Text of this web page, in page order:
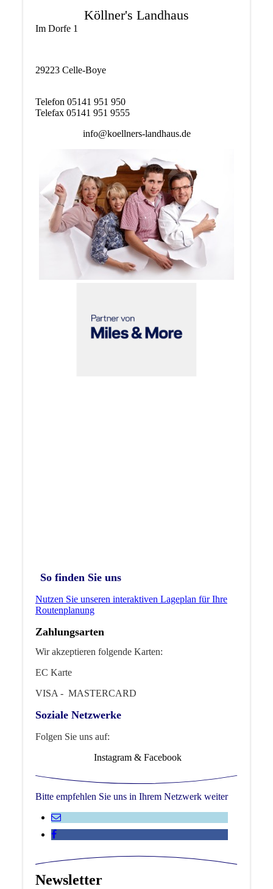
Köllner's Landhaus
Im Dorfe 1
29223 Celle-Boye
Telefon 05141 951 950
Telefax 05141 951 9555
info@koellners-landhaus.de
So finden Sie uns
Nutzen Sie unseren interaktiven La­ge­plan für Ihre
Routenplanung
Zahlungsarten
Wir akzeptieren folgende Karten:
EC Karte
VISA - MASTERCARD
Soziale Netzwerke
Folgen Sie uns auf:
Instagram & Facebook
Bitte empfehlen Sie uns in Ihrem Netzwerk weiter
Newsletter